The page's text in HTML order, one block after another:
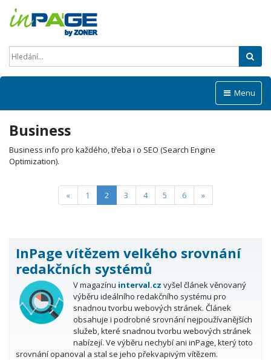
Menu
Business
Business info pro každého, třeba i o SEO (Search Engine
Optimization).
« 1 2 (current)
3 4 5 6 »
InPage vítězem velkého srovnání
redakčních systémů
V magazínu interval.cz vyšel článek věnovaný
výběru ideálního redakčního systému pro
snadnou tvorbu webových stránek. Článek
obsahuje i podrobné srovnání nejpoužívanějších
služeb, které snadnou tvorbu webových stránek
nabízejí. Ve výběru nechybí ani inPage, který toto
srovnání opanoval a stal se jeho překvapivým vítězem.